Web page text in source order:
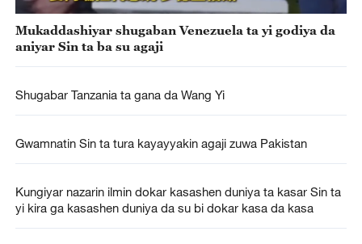
Mukaddashiyar shugaban Venezuela ta yi godiya da
aniyar Sin ta ba su agaji
Shugabar Tanzania ta gana da Wang Yi
Gwamnatin Sin ta tura kayayyakin agaji zuwa Pakistan
Kungiyar nazarin ilmin dokar kasashen duniya ta kasar Sin ta
yi kira ga kasashen duniya da su bi dokar kasa da kasa